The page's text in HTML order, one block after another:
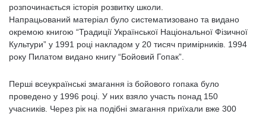
розпочинається історія розвитку школи.
Напрацьований матеріал було систематизовано та видано
окремою книгою “Традиції Української Національної Фізичної
Культури” у 1991 році накладом у 20 тисяч примірників. 1994
року Пилатом видано книгу “Бойовий Гопак”.
Перші всеукраїнські змагання із бойового гопака було
проведено у 1996 році. У них взяло участь понад 150
учасників. Через рік на подібні змагання приїхали вже 300